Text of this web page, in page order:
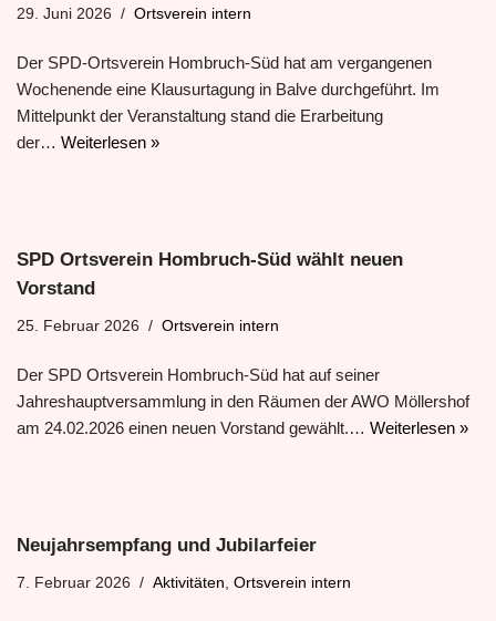
29. Juni 2026 Ortsverein intern
Der SPD-Ortsverein Hombruch-Süd hat am vergangenen
Wochenende eine Klausurtagung in Balve durchgeführt. Im
Mittelpunkt der Veranstaltung stand die Erarbeitung
der… Weiterlesen »
SPD Ortsverein Hombruch-Süd wählt neuen
Vorstand
25. Februar 2026 Ortsverein intern
Der SPD Ortsverein Hombruch-Süd hat auf seiner
Jahreshauptversammlung in den Räumen der AWO Möllershof
am 24.02.2026 einen neuen Vorstand gewählt.… Weiterlesen »
Neujahrsempfang und Jubilarfeier
7. Februar 2026 Aktivitäten, Ortsverein intern